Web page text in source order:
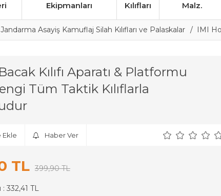
Ekipmanları
Kılıfları
Malz.
Jandarma Asayiş Kamuflaj Silah Kılıfları ve Palaskalar IMI
Kılıfı Aparatı & Platformu
Tüm Taktik Kılıflarla
Ekle Haber Ver
TL 399,90 TL
: 332,41 TL